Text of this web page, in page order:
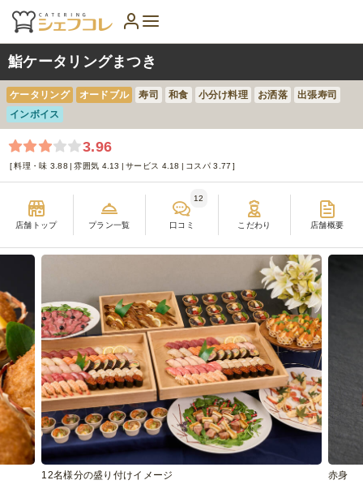
鮨ケータリングまつき
ケータリング オードブル 寿司 和食 小分け料理 お洒落
出張寿司
インボイス
3.96
料理・味 3.88 雰囲気 4.13 サービス 4.18 コスパ 3.77
店舗トップ プラン一覧 口コミ
12
こだわり 店舗概要
12名様分の盛り付けイメージ 赤身